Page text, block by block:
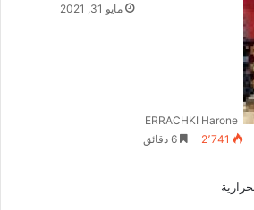
ERRACHKI Harone
مايو 31, 2021
2٬741